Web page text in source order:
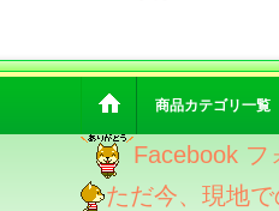
商品カテゴリ一覧
Facebook フ
ただ今、現地